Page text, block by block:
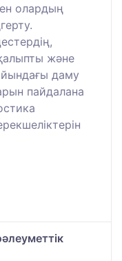
олардың
және
даму
пайдалана